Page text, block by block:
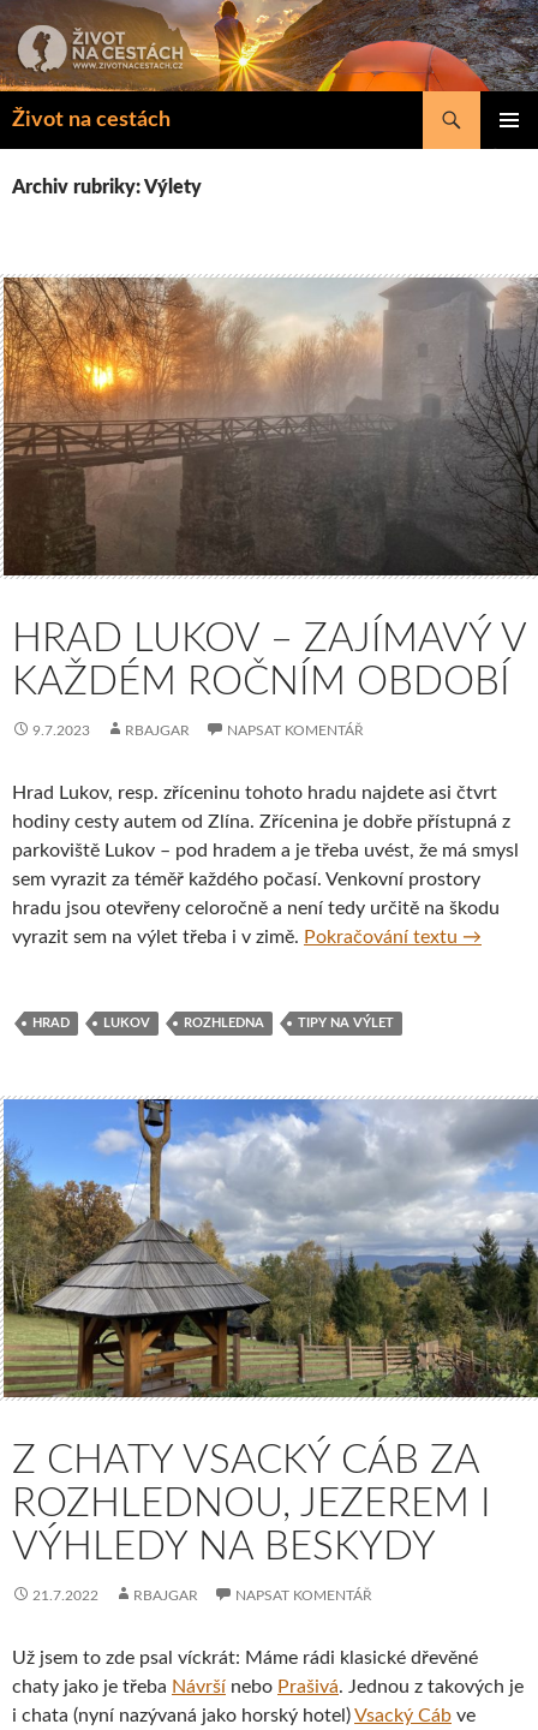
k
obsahu
Život na cestách
Hledat
Archiv rubriky: Výlety
HRAD LUKOV – ZAJÍMAVÝ V
KAŽDÉM ROČNÍM OBDOBÍ
9.7.2023 RBAJGAR NAPSAT KOMENTÁŘ
Hrad Lukov, resp. zříceninu tohoto hradu najdete asi čtvrt
hodiny cesty autem od Zlína. Zřícenina je dobře přístupná z
parkoviště Lukov – pod hradem a je třeba uvést, že má smysl
sem vyrazit za téměř každého počasí. Venkovní prostory
hradu jsou otevřeny celoročně a není tedy určitě na škodu
vyrazit sem na výlet třeba i v zimě. Pokračování textu Hrad
→
HRAD LUKOV ROZHLEDNA TIPY NA VÝLET
Z CHATY VSACKÝ CÁB ZA
ROZHLEDNOU, JEZEREM I
VÝHLEDY NA BESKYDY
21.7.2022 RBAJGAR NAPSAT KOMENTÁŘ
Už jsem to zde psal víckrát: Máme rádi klasické dřevěné
chaty jako je třeba Návrší nebo Prašivá. Jednou z takových je
i chata (nyní nazývaná jako horský hotel)Vsacký Cáb ve